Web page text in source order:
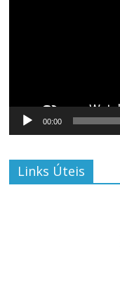
00:00
Links Úteis